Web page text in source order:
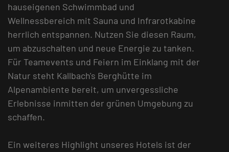
hauseigenen Schwimmbad und
Wellnessbereich mit Sauna und Infrarotkabine
herrlich entspannen. Nutzen Sie diesen Raum,
um abzuschalten und neue Energie zu tanken.
Für Teamevents und Feiern im Einklang mit der
Natur steht Kallbach's Berghütte im
Alpenambiente bereit, um unvergessliche
Erlebnisse inmitten der grünen Umgebung zu
schaffen.
Ein weiteres Highlight unseres Hotels ist der